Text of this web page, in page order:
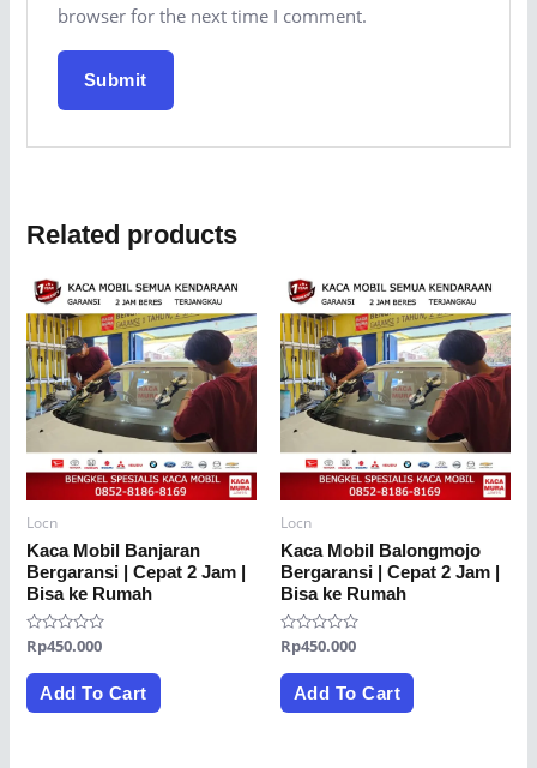
browser for the next time I comment.
Related products
Locn
Kaca Mobil Banjaran
Bergaransi | Cepat 2 Jam |
Bisa ke Rumah
Rated
out
Rp450.000
Add To Cart
Locn
Kaca Mobil Balongmojo
Bergaransi | Cepat 2 Jam |
Bisa ke Rumah
Rated
out
Rp450.000
Add To Cart